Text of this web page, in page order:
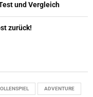
und Vergleich
zurück!
ADVENTURE